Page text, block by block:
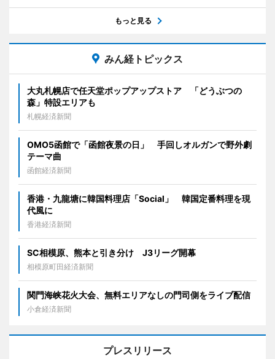
もっと見る
みん経トピックス
大丸札幌店で任天堂ポップアップストア 「どうぶつの
森」特設エリアも
札幌経済新聞
OMO5函館で「函館夜景の日」 手回しオルガンで野外劇
テーマ曲
函館経済新聞
香港・九龍塘に韓国料理店「Social」 韓国定番料理を現
代風に
香港経済新聞
SC相模原、熊本と引き分け J3リーグ開幕
相模原町田経済新聞
関門海峡花火大会、無料エリアなしの門司側をライブ配信
小倉経済新聞
プレスリリース